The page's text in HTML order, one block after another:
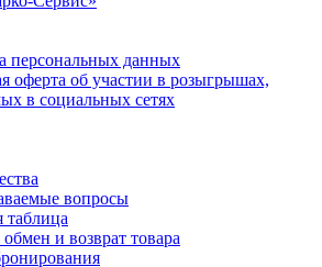
персональных данных
оферта об участии в розыгрышах,
в социальных сетях
вопросы
таблица
и возврат товара